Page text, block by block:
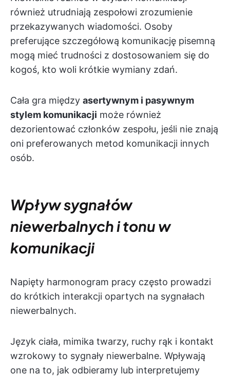
również utrudniają zespołowi zrozumienie
przekazywanych wiadomości. Osoby
preferujące szczegółową komunikację pisemną
mogą mieć trudności z dostosowaniem się do
kogoś, kto woli krótkie wymiany zdań.
Cała gra między asertywnym i pasywnym
stylem komunikacji może również
dezorientować członków zespołu, jeśli nie znają
oni preferowanych metod komunikacji innych
osób.
Wpływ sygnałów
niewerbalnych i tonu w
komunikacji
Napięty harmonogram pracy często prowadzi
do krótkich interakcji opartych na sygnałach
niewerbalnych.
Język ciała, mimika twarzy, ruchy rąk i kontakt
wzrokowy to sygnały niewerbalne. Wpływają
one na to, jak odbieramy lub interpretujemy